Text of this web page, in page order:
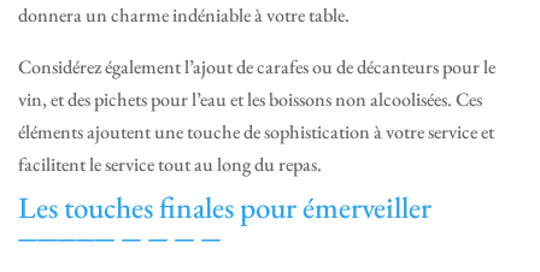
donnera un charme indéniable à votre table.
Considérez également l’ajout de carafes ou de décanteurs pour le
vin, et des pichets pour l’eau et les boissons non alcoolisées. Ces
éléments ajoutent une touche de sophistication à votre service et
facilitent le service tout au long du repas.
Les touches finales pour émerveiller